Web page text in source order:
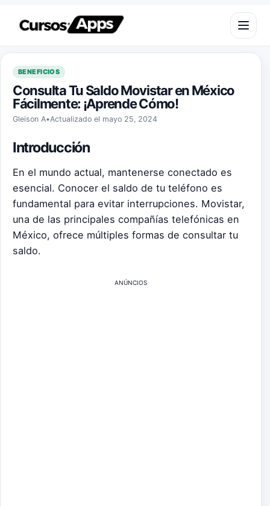
Saltar al contenido
Abrir
BENEFICIOS
Consulta Tu Saldo Movistar en México
Fácilmente: ¡Aprende Cómo!
Gleison A•Actualizado el mayo 25, 2024
Introducción
En el mundo actual, mantenerse conectado es
esencial. Conocer el saldo de tu teléfono es
fundamental para evitar interrupciones. Movistar,
una de las principales compañías telefónicas en
México, ofrece múltiples formas de consultar tu
saldo.
ANÚNCIOS